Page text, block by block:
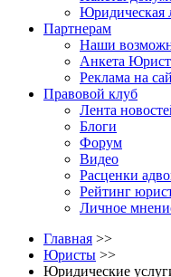
Юридическая
Партнерам
Наши
Анкета
Реклама на
Правовой клуб
Лента
Блоги
Форум
Видео
Расценки
Рейтинг
Личное
Главная >>
Юристы >>
Юридические